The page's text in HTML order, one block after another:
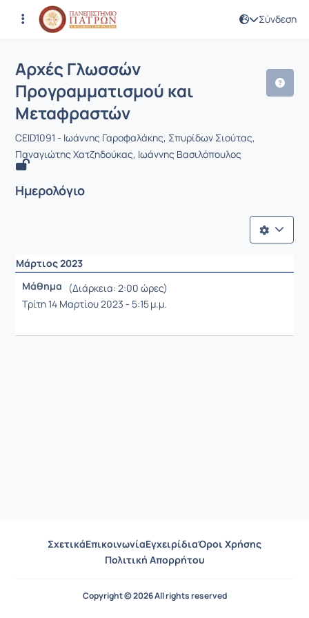
Σύνδεση
Μάθημα : Αρχές Γλωσσών
Κωδικός : CEID1091
Αρχές Γλωσσών
Προγραμματισμού και
Μεταφραστών
CEID1091 - Ιωάννης Γαροφαλάκης, Σπυρίδων Σιούτας,
Παναγιώτης Χατζηδούκας, Ιωάννης Βασιλόπουλος
Ημερολόγιο
Μάρτιος 2023
Μάθημα (Διάρκεια: 2:00 ώρες)
Τρίτη 14 Μαρτίου 2023 - 5:15 μ.μ.
ΣχετικάΕπικοινωνίαΕγχειρίδιαΌροι Χρήσης
Πολιτική Απορρήτου
Copyright © 2026 All rights reserved